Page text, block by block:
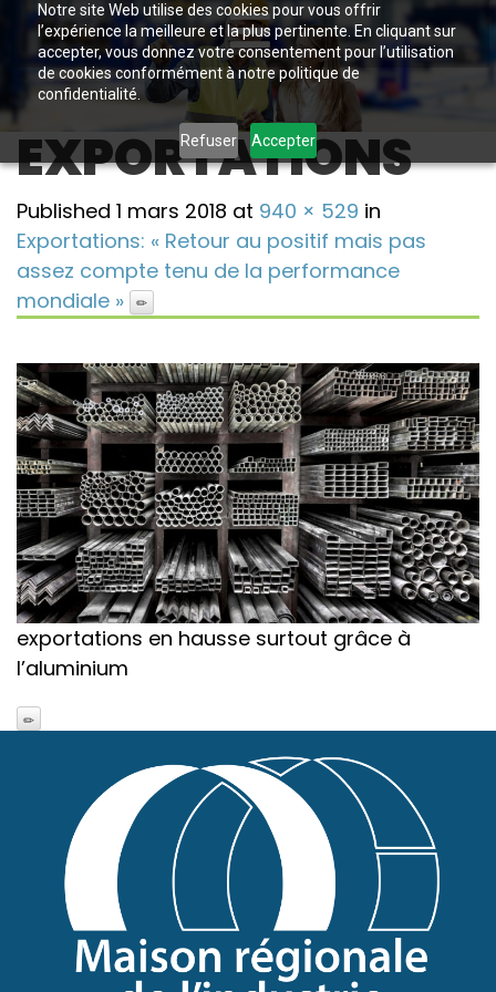
Notre site Web utilise des cookies pour vous offrir
l’expérience la meilleure et la plus pertinente. En cliquant sur
accepter, vous donnez votre consentement pour l’utilisation
de cookies conformément à notre politique de
confidentialité.
Refuser Accepter
EXPORTATIONS
Published 1 mars 2018 at 940 × 529 in
Exportations: « Retour au positif mais pas
assez compte tenu de la performance
mondiale »
exportations en hausse surtout grâce à
l’aluminium